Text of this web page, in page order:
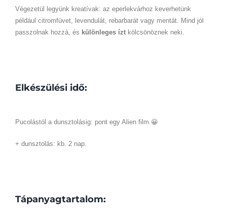
Végezetül legyünk kreatívak: az eperlekvárhoz keverhetünk
például citromfüvet, levendulát, rebarbarát vagy mentát. Mind jól
passzolnak hozzá, és különleges íztkölcsönöznek neki.
Elkészülési idő:
Pucolástól a dunsztolásig: pont egy Alien film 😀
+ dunsztolás: kb. 2 nap.
Tápanyagtartalom: